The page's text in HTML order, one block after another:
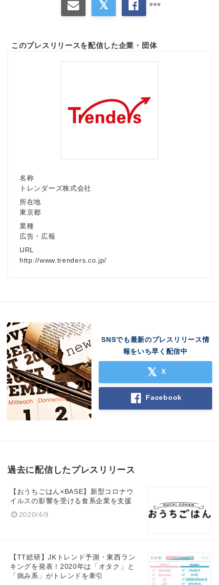
このプレスリリースを配信した企業・団体
名称
トレンダーズ株式会社
所在地
東京都
業種
広告・広報
URL
http://www.trenders.co.jp/
SNSでも最新のプレスリリース情
報をいち早く配信中
X
Facebook
過去に配信したプレスリリース
【おうちごはん×BASE】新型コロナウ
イルスの影響を受ける食系企業を支援
2020/4/9
【TT総研】JKトレンド予測・東西ラン
キングを発表！2020年は「オタク」と
「病み系」がトレンドを牽引